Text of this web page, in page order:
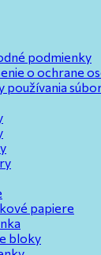
podmienky
o ochrane
používania
papiere
bloky